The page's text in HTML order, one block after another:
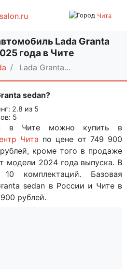
Чита
Lada Granta
года в Чите
Lada Granta…
sedan?
2.8 из 5
5
в Чите можно купить в
Чита по цене от 749 900
кроме того в продаже
модели 2024 года выпуска. В
комплектаций. Базовая
sedan в России и Чите в
рублей.